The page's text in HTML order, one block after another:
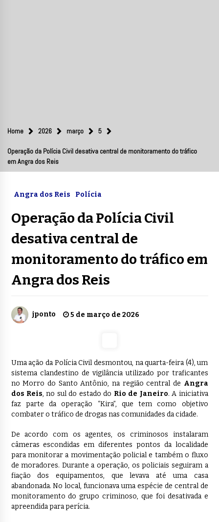
Home 2026 março 5
Operação da Polícia Civil desativa central de monitoramento do tráfico
em Angra dos Reis
Angra dos Reis Polícia
Operação da Polícia Civil
desativa central de
monitoramento do tráfico em
Angra dos Reis
jponto 5 de março de 2026
Uma ação da Polícia Civil desmontou, na quarta-feira (4), um
sistema clandestino de vigilância utilizado por traficantes
no Morro do Santo Antônio, na região central de Angra
dos Reis, no sul do estado do Rio de Janeiro. A iniciativa
faz parte da operação “Kira”, que tem como objetivo
combater o tráfico de drogas nas comunidades da cidade.
De acordo com os agentes, os criminosos instalaram
câmeras escondidas em diferentes pontos da localidade
para monitorar a movimentação policial e também o fluxo
de moradores. Durante a operação, os policiais seguiram a
fiação dos equipamentos, que levava até uma casa
abandonada. No local, funcionava uma espécie de central de
monitoramento do grupo criminoso, que foi desativada e
apreendida para perícia.